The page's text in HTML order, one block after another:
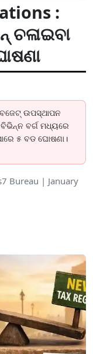
:
ବଜେଟ୍ ଉପସ୍ଥାପନ
ବିଭିନ୍ନ ବର୍ଗ ମଧ୍ୟରେ
୫ ବଡ ଘୋଷଣା।
Bureau | January